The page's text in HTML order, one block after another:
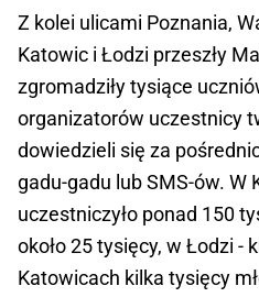
Z kolei ulicami Poznania,
Katowic i Łodzi przeszły
zgromadziły tysiące
organizatorów uczestnicy
dowiedzieli się za
gadu-gadu lub SMS-ów. W
uczestniczyło ponad 150
około 25 tysięcy, w Łodzi -
Katowicach kilka tysięcy